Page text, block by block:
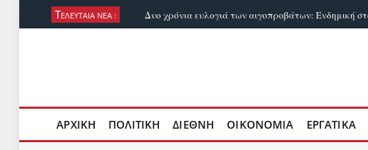
ΤΕΛΕΥΤΑΙΑ ΝΕΑ :
ΑΡΧΙΚΗ ΠΟΛΙΤΙΚΗ ΔΙΕΘΝΗ ΟΙΚΟΝΟΜΙΑ ΕΡΓΑΤΙΚΑ